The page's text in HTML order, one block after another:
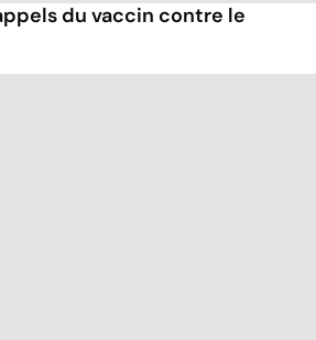
du vaccin contre le